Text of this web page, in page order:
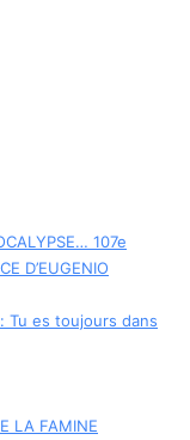
107e
D’EUGENIO
Tu es toujours dans
LA FAMINE